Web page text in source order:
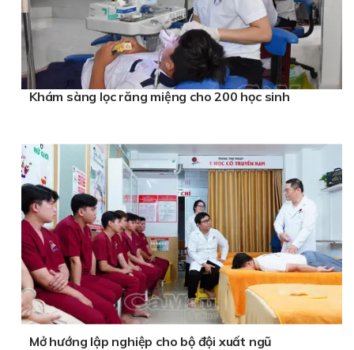
Khám sàng lọc răng miệng cho 200 học sinh
Mở hướng lập nghiệp cho bộ đội xuất ngũ